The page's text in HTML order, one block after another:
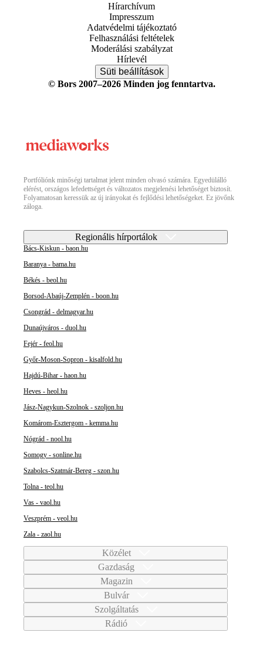
Hírarchívum
Impresszum
Adatvédelmi tájékoztató
Felhasználási feltételek
Moderálási szabályzat
Hírlevél
Süti beállítások
© Bors 2007–2026 Minden jog fenntartva.
Portfóliónk minőségi tartalmat jelent minden olvasó számára. Egyedülálló
elérést, országos lefedettséget és változatos megjelenési lehetőséget biztosít.
Folyamatosan keressük az új irányokat és fejlődési lehetőségeket. Ez jövőnk
záloga.
Regionális hírportálok
Bács-Kiskun - baon.hu
Baranya - bama.hu
Békés - beol.hu
Borsod-Abaúj-Zemplén - boon.hu
Csongrád - delmagyar.hu
Dunaújváros - duol.hu
Fejér - feol.hu
Győr-Moson-Sopron - kisalfold.hu
Hajdú-Bihar - haon.hu
Heves - heol.hu
Jász-Nagykun-Szolnok - szoljon.hu
Komárom-Esztergom - kemma.hu
Nógrád - nool.hu
Somogy - sonline.hu
Szabolcs-Szatmár-Bereg - szon.hu
Tolna - teol.hu
Vas - vaol.hu
Veszprém - veol.hu
Zala - zaol.hu
Közélet
Gazdaság
Magazin
Bulvár
Szolgáltatás
Rádió